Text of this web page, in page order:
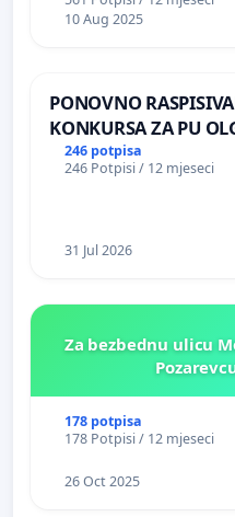
10 Aug 2025
PONOVNO
KONKURSA ZA PU
RITA KRALJEVO
246 potpisa
246 Potpisi / 12 mjeseci
31 Jul 2026
Za bezbednu ulicu
178 potpisa
178 Potpisi / 12 mjeseci
26 Oct 2025